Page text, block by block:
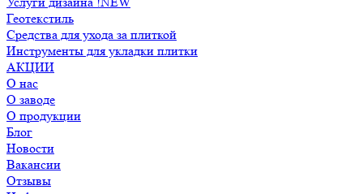
Геотекстиль
Средства для ухода за плиткой
Инструменты для укладки плитки
АКЦИИ
О нас
О заводе
О продукции
Блог
Новости
Вакансии
Отзывы